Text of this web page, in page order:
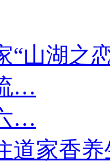
“山湖之
…
…
道家香